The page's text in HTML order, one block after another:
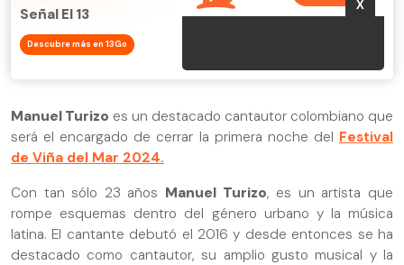
Señal El 13
Descubre más en 13Go
Manuel Turizo es un destacado cantautor colombiano que
será el encargado de cerrar la primera noche del Festival
de Viña del Mar 2024.
Con tan sólo 23 años Manuel Turizo, es un artista que
rompe esquemas dentro del género urbano y la música
latina. El cantante debutó el 2016 y desde entonces se ha
destacado como cantautor, su amplio gusto musical y la